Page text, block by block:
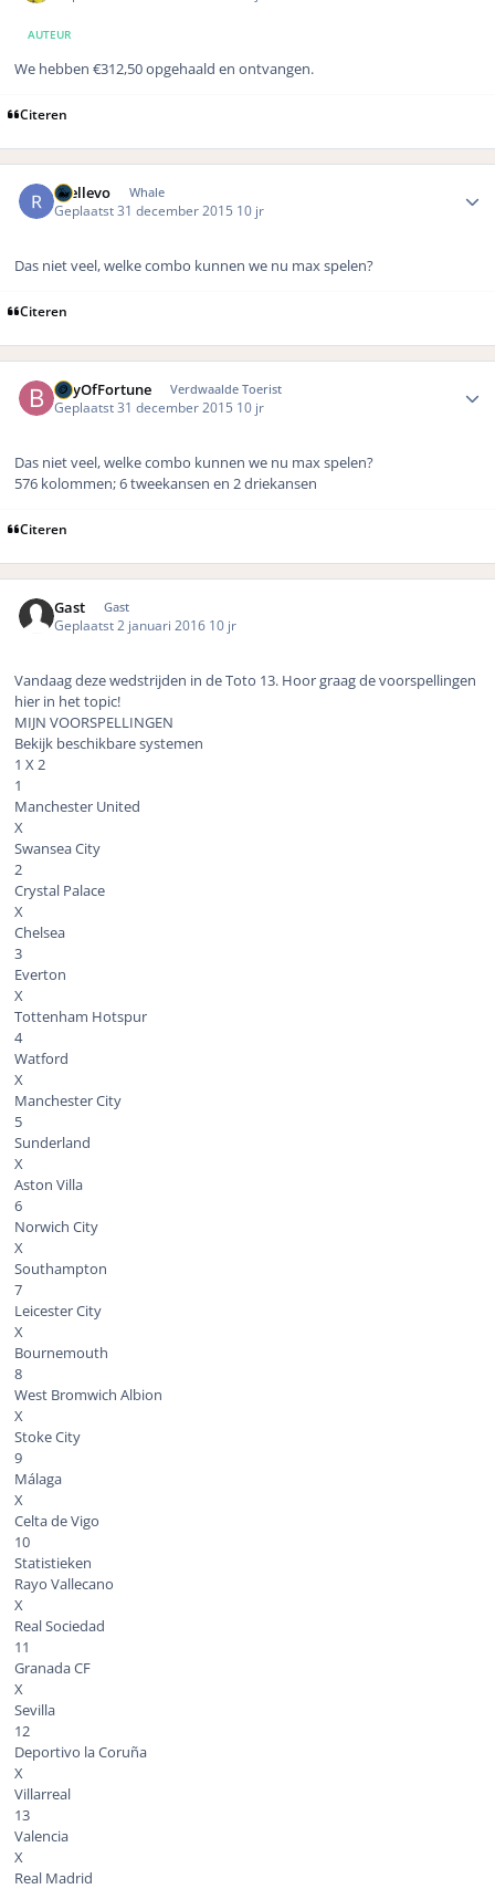
AUTEUR
We hebben €312,50 opgehaald en ontvangen.
Citeren
rhellevo Whale
Geplaatst31 december 2015 10 jr
Das niet veel, welke combo kunnen we nu max spelen?
Citeren
BayOfFortune Verdwaalde Toerist
Geplaatst31 december 2015 10 jr
Das niet veel, welke combo kunnen we nu max spelen?
576 kolommen; 6 tweekansen en 2 driekansen
Citeren
Gast Gast
Geplaatst 2 januari 2016 10 jr
Vandaag deze wedstrijden in de Toto 13. Hoor graag de voorspellingen
hier in het topic!
MIJN VOORSPELLINGEN
Bekijk beschikbare systemen
1 X 2
1
Manchester United
X
Swansea City
2
Crystal Palace
X
Chelsea
3
Everton
X
Tottenham Hotspur
4
Watford
X
Manchester City
5
Sunderland
X
Aston Villa
6
Norwich City
X
Southampton
7
Leicester City
X
Bournemouth
8
West Bromwich Albion
X
Stoke City
9
Málaga
X
Celta de Vigo
10
Statistieken
Rayo Vallecano
X
Real Sociedad
11
Granada CF
X
Sevilla
12
Deportivo la Coruña
X
Villarreal
13
Valencia
X
Real Madrid